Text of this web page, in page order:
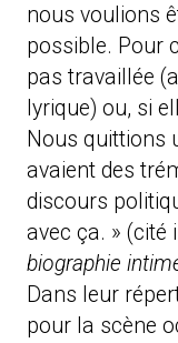
nous voulions
possible. Pour
pas travaillée
lyrique) ou, si
Nous quittions
avaient des
discours
avec ça. » (cité
biographie
Dans leur
pour la scène